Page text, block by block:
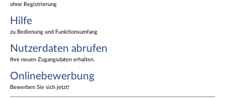
ohne Registrierung
Hilfe
zu Bedienung und Funktionsumfang
Nutzerdaten abrufen
Ihre neuen Zugangsdaten erhalten.
Onlinebewerbung
Bewerben Sie sich jetzt!